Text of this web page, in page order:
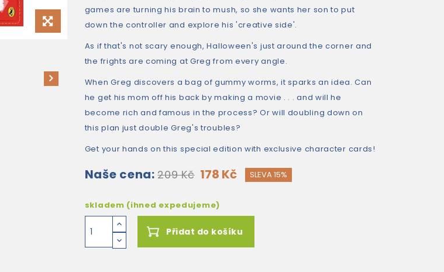
games are turning his brain to mush, so she wants her son to put
down the controller and explore his 'creative side'.
As if that's not scary enough, Halloween's just around the corner and
the frights are coming at Greg from every angle.
When Greg discovers a bag of gummy worms, it sparks an idea. Can
he get his mom off his back by making a movie . . . and will he
become rich and famous in the process? Or will doubling down on
this plan just double Greg's troubles?
Get your hands on this special edition with exclusive character cards!
Naše cena: 209 Kč 178 Kč SLEVA 15%
skladem (ihned expedujeme)
Přidat do košíku